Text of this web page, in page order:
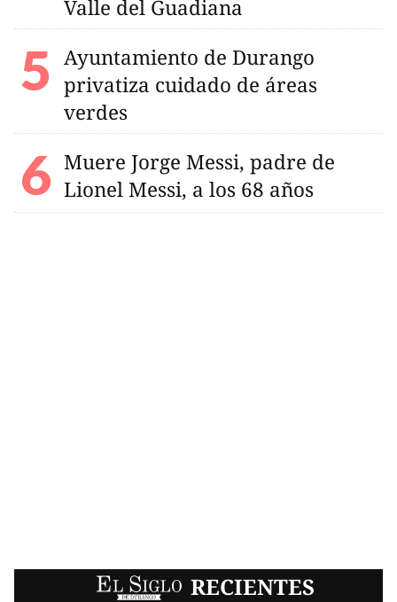
Valle del Guadiana
Ayuntamiento de Durango
privatiza cuidado de áreas
verdes
Muere Jorge Messi, padre de
Lionel Messi, a los 68 años
EL SIGLO RECIENTES